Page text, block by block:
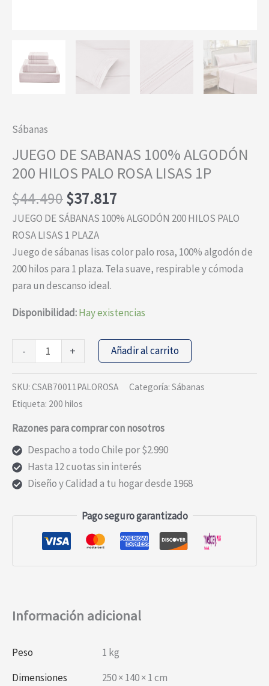
Sábanas
JUEGO DE SABANAS 100% ALGODÓN
200 HILOS PALO ROSA LISAS 1P
$44.490El
precio
original
era:
$44.490.
$37.817
precio
es:
$37.817.
JUEGO DE SÁBANAS 100% ALGODÓN 200 HILOS PALO
ROSA LISAS 1 PLAZA
Juego de sábanas lisas color palo rosa, 100% algodón de
200 hilos para 1 plaza. Tela suave, respirable y cómoda
para un descanso ideal.
Disponibilidad:Hay existencias
-
DE
SABANAS
100%
200
HILOS
PALO
ROSA
1P
cantidad
+ Añadir al carrito
SKU: CSAB70011PALOROSA Categoría: Sábanas
Etiqueta: 200 hilos
Razones para comprar con nosotros
Despacho a todo Chile por $2.990
Hasta 12 cuotas sin interés
Diseño y Calidad a tu hogar desde 1968
Pago seguro garantizado
Información adicional
Peso
1 kg
Dimensiones
250 × 140 × 1 cm